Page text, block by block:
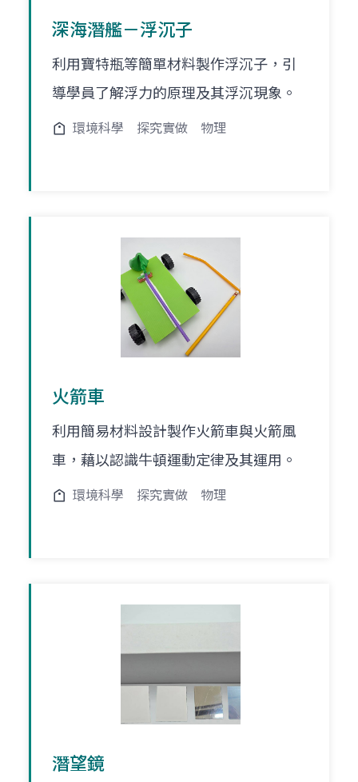
深海潛艦－浮沉子
利用寶特瓶等簡單材料製作浮沉子，引
導學員了解浮力的原理及其浮沉現象。
環境科學 探究實做 物理
火箭車
利用簡易材料設計製作火箭車與火箭風
車，藉以認識牛頓運動定律及其運用。
環境科學 探究實做 物理
潛望鏡